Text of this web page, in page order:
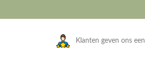
Klanten geven ons een